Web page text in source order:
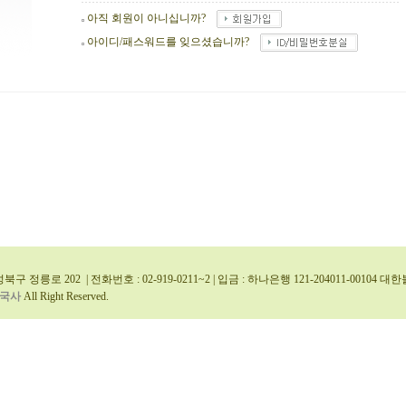
아직 회원이 아니십니까?
아이디/패스워드를 잊으셨습니까?
구 정릉로 202 | 전화번호 : 02-919-0211~2 | 입금 : 하나은행 121-204011-00104 대
사 All Right Reserved.